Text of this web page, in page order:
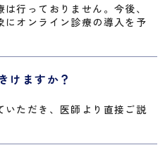
行っておりません。今後、
にオンライン診療の導入を予
けますか？
いただき、医師より直接ご説